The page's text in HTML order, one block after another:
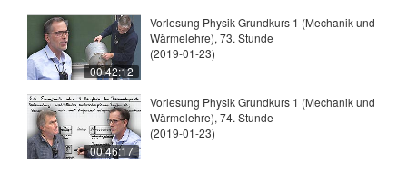
00:42:12
Vorlesung Physik Grundkurs 1 (Mechanik und
Wärmelehre), 73. Stunde
(2019-01-23)
00:46:17
Vorlesung Physik Grundkurs 1 (Mechanik und
Wärmelehre), 74. Stunde
(2019-01-23)